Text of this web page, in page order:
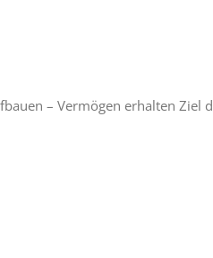
– Vermögen erhalten